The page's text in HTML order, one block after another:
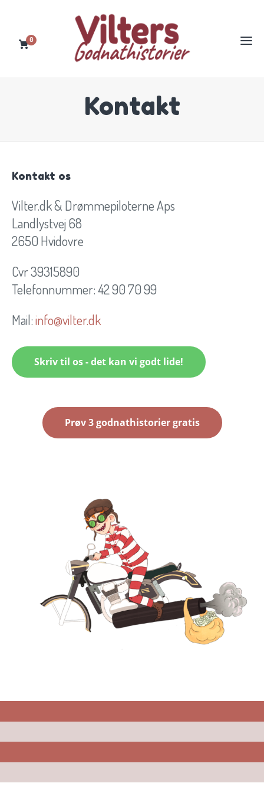
0
Kontakt
Kontakt os
Vilter.dk & Drømmepiloterne Aps
Landlystvej 68
2650 Hvidovre
Cvr 39315890
Telefonnummer: 42 90 70 99
Mail:info@vilter.dk
Skriv til os - det kan vi godt lide!
Prøv 3 godnathistorier gratis